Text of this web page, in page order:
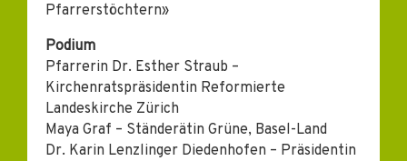
Pfarrerstöchtern»
Podium
Pfarrerin Dr. Esther Straub –
Kirchenratspräsidentin Reformierte
Landeskirche Zürich
Maya Graf – Ständerätin Grüne, Basel-Land
Dr. Karin Lenzlinger Diedenhofen – Präsidentin